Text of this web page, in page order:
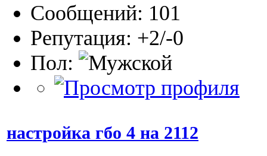
Сообщений: 101
Репутация: +2/-0
Пол:
настройка гбо 4 на 2112